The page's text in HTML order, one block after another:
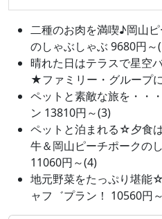
二種のお肉を満喫♪岡山
のしゃぶしゃぶ 9680円～
晴れた日はテラスで星空
★ファミリー・グループ
ペットと素敵な旅を・・
ン 13810円～(3)
ペットと泊まれる☆夕食
牛＆岡山ピーチポークの
11060円～(4)
地元野菜をたっぷり堪能
ャフ゛プラン！ 10560円